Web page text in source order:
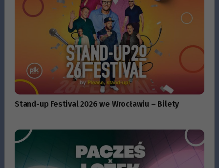
Stand-up Festival 2026 we Wrocławiu – Bilety